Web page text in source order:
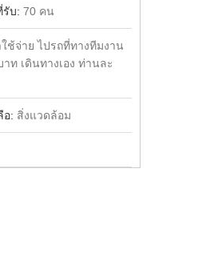
รับ: 70 คน
ช้จ่าย ไปรถที่ทางทีมงาน
ท เดินทางเอง ท่านละ
อ: สิ่งแวดล้อม